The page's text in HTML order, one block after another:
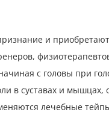
и
с головы при
в суставах и мышцах,
лечебные